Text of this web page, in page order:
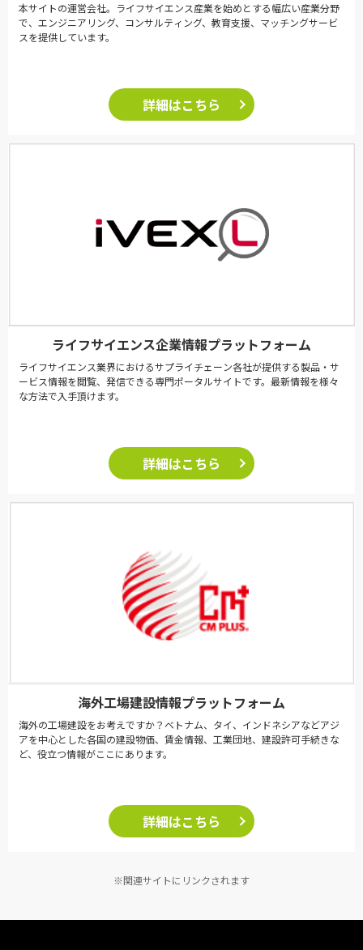
本サイトの運営会社。ライフサイエンス産業を始めとする幅広い産業分野
で、エンジニアリング、コンサルティング、教育支援、マッチングサービ
スを提供しています。
詳細はこちら
ライフサイエンス企業情報プラットフォーム
ライフサイエンス業界におけるサプライチェーン各社が提供する製品・サ
ービス情報を閲覧、発信できる専門ポータルサイトです。最新情報を様々
な方法で入手頂けます。
詳細はこちら
海外工場建設情報プラットフォーム
海外の工場建設をお考えですか？ベトナム、タイ、インドネシアなどアジ
アを中心とした各国の建設物価、賃金情報、工業団地、建設許可手続きな
ど、役立つ情報がここにあります。
詳細はこちら
※関連サイトにリンクされます